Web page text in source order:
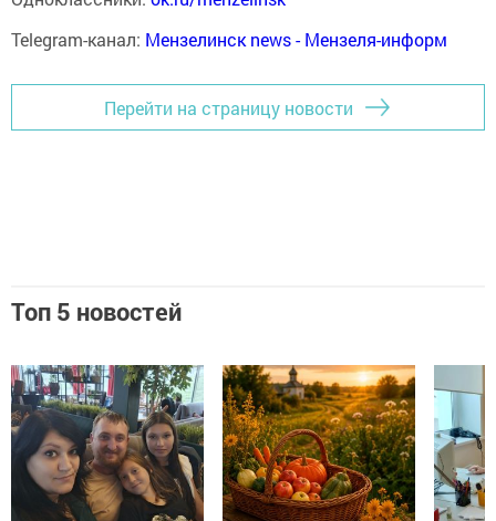
Telegram-канал: Мензелинск news - Мензеля-информ
Перейти на страницу новости
Топ 5 новостей